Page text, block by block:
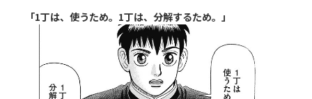
「1丁は、使うため。1丁は、分解するため。」